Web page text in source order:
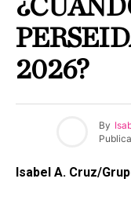
2026?
By
Isabel A. Cruz/